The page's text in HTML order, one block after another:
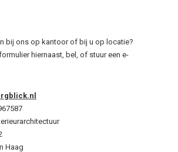
bij ons op kantoor of bij u op locatie?
hiernaast, bel, of stuur een e-
Haag